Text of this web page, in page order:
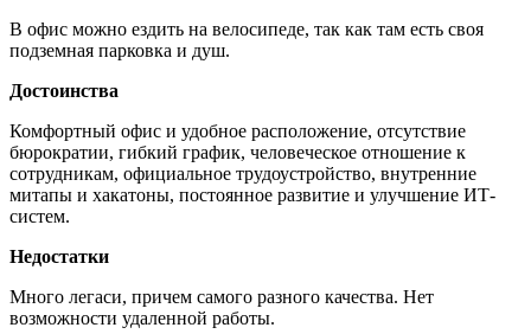
В офис можно ездить на велосипеде, так как там есть своя
подземная парковка и душ.
Достоинства
Комфортный офис и удобное расположениe, отсутствие
бюрократии, гибкий график, человеческое отношение к
сотрудникам, официальное трудоустройство, внутренние
митапы и хакатоны, постоянное развитие и улучшение ИТ-
систем.
Недостатки
Много легаси, причем самого разного качества. Нет
возможности удаленной работы.